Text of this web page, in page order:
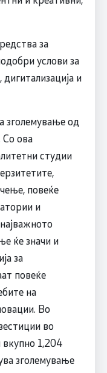
за
услови за
и
зголемување од
Со ова
студии
повеќе
и
ќе значи и
за
повеќе
на
Во
во
вкупно 1,204
зголемување